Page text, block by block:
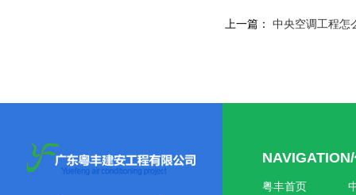
上一篇： 中央空调工程怎
粤丰首页